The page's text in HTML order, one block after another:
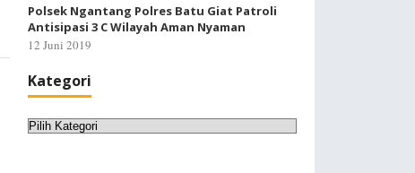
Polsek Ngantang Polres Batu Giat Patroli
Antisipasi 3 C Wilayah Aman Nyaman
12 Juni 2019
Kategori
Kategori